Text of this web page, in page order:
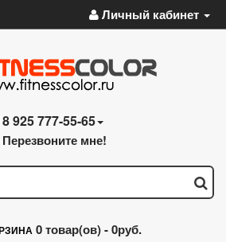
Личный кабинет
8 925 777-55-65
Перезвоните мне!
0товар(ов) -0руб.